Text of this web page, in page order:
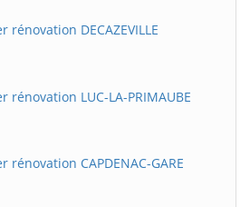
rénovation DECAZEVILLE
rénovation LUC-LA-PRIMAUBE
rénovation CAPDENAC-GARE